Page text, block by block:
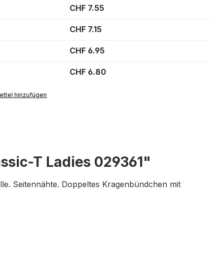
CHF 7.55
CHF 7.15
CHF 6.95
CHF 6.80
hinzufügen
T Ladies 029361"
Seitennähte. Doppeltes Kragenbündchen mit